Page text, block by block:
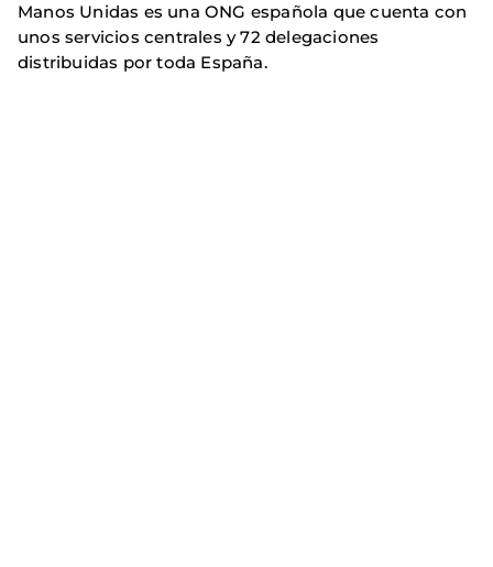
Manos Unidas es una ONG española que cuenta con
unos servicios centrales y 72 delegaciones
distribuidas por toda España.